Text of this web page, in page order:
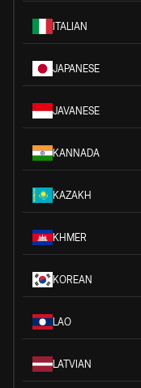
ITALIAN
JAPANESE
JAVANESE
KANNADA
KAZAKH
KHMER
KOREAN
LAO
LATVIAN